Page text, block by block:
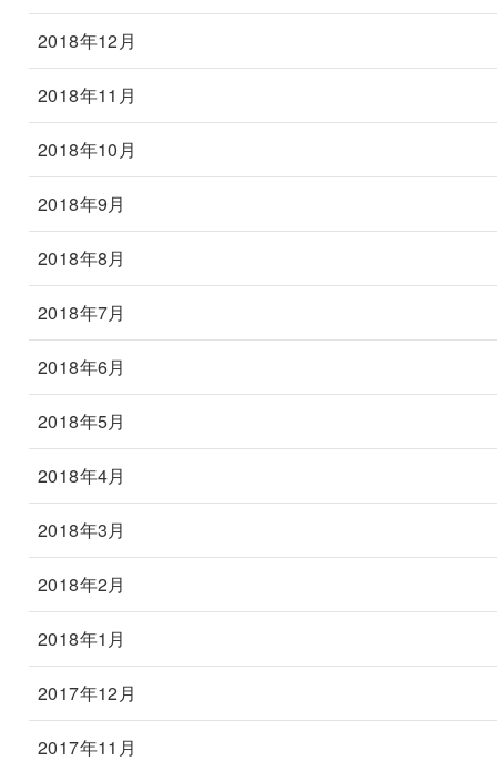
2018年12月
2018年11月
2018年10月
2018年9月
2018年8月
2018年7月
2018年6月
2018年5月
2018年4月
2018年3月
2018年2月
2018年1月
2017年12月
2017年11月